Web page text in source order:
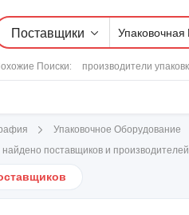
Поставщики
Поиски: производители
Упаковочное Оборудование
найдено поставщиков и